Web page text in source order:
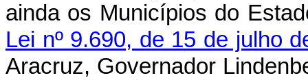
ainda os Municípios do
Lei nº 9.690, de 15 de julho
Aracruz, Governador